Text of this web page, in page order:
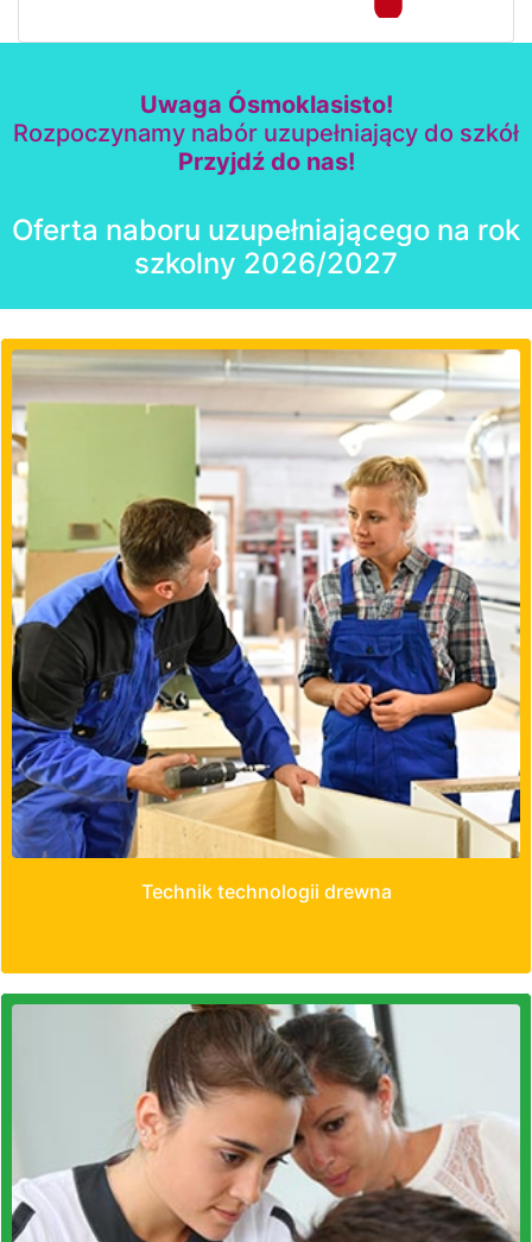
Uwaga Ósmoklasisto!
Rozpoczynamy nabór uzupełniający do szkół
Przyjdź do nas!
Oferta naboru uzupełniającego na rok
szkolny 2026/2027
Technik technologii drewna